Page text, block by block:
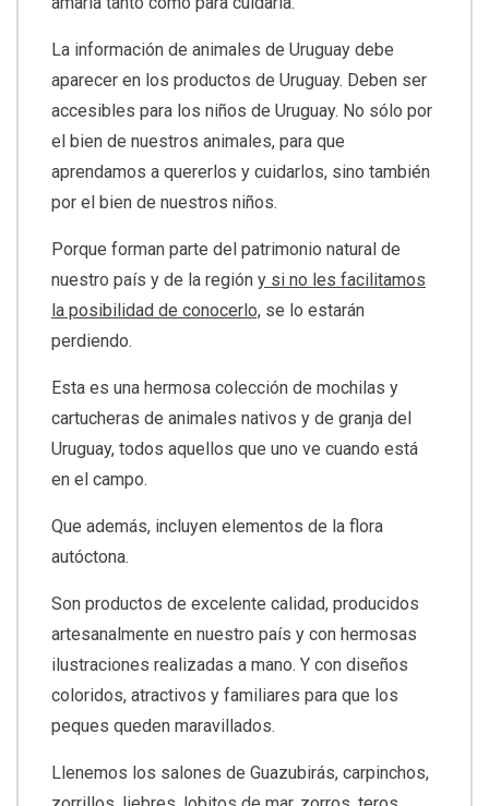
La información de animales de Uruguay debe
aparecer en los productos de Uruguay. Deben ser
accesibles para los niños de Uruguay. No sólo por
el bien de nuestros animales, para que
aprendamos a quererlos y cuidarlos, sino también
por el bien de nuestros niños.
Porque forman parte del patrimonio natural de
nuestro país y de la región y si no les facilitamos
la posibilidad de conocerlo, se lo estarán
perdiendo.
Esta es una hermosa colección de mochilas y
cartucheras de animales nativos y de granja del
Uruguay, todos aquellos que uno ve cuando está
en el campo.
Que además, incluyen elementos de la flora
autóctona.
Son productos de excelente calidad, producidos
artesanalmente en nuestro país y con hermosas
ilustraciones realizadas a mano. Y con diseños
coloridos, atractivos y familiares para que los
peques queden maravillados.
Llenemos los salones de Guazubirás, carpinchos,